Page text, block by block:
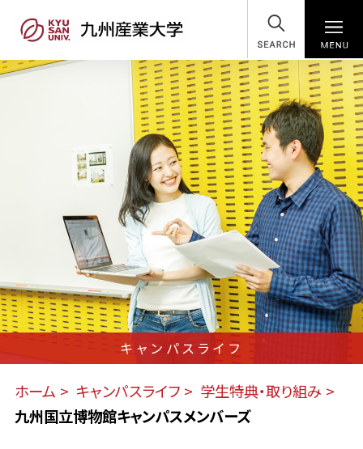
SEARCH
キャンパスライフ
ホーム キャンパスライフ
学生特典・取り組み
九州国立博物館キャンパスメンバーズ